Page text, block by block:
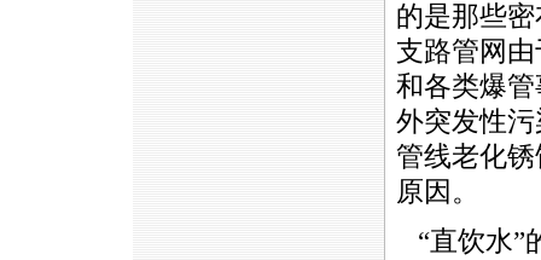
的是那些
支路管网
和各类爆
外突发性
管线老化
原因。
“直饮水”